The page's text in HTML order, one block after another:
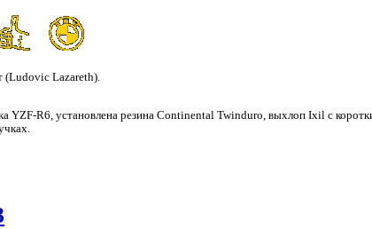
(Ludovic Lazareth).
YZF-R6, установлена резина Continental Twinduro, выхлоп Ixil с